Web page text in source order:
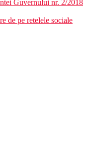
Guvernului nr. 2/2018
de pe retelele sociale